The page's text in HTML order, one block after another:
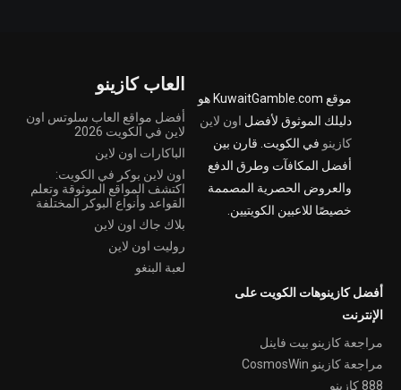
موقع KuwaitGamble.com هو
دليلك الموثوق لأفضل اون لاين
كازينو في الكويت. قارن بين
أفضل المكافآت وطرق الدفع
والعروض الحصرية المصممة
خصيصًا للاعبين الكويتيين.
العاب كازينو
أفضل مواقع العاب سلوتس اون
لاين في الكويت 2026
الباكارات اون لاين
اون لاين بوكر في الكويت:
اكتشف المواقع الموثوقة وتعلم
القواعد وأنواع البوكر المختلفة
بلاك جاك اون لاين
روليت اون لاين
لعبة البنغو
أفضل كازينوهات الكويت على
الإنترنت
مراجعة كازينو بيت فاينل
مراجعة كازينو CosmosWin
888 كازينو